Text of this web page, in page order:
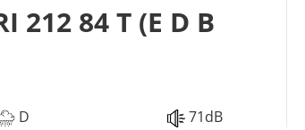
212 84 T (E D B
D 71dB